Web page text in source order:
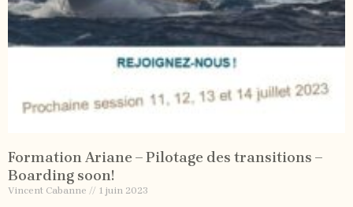
Formation Ariane – Pilotage des transitions –
Boarding soon!
Vincent Cabanne 1 juin 2023